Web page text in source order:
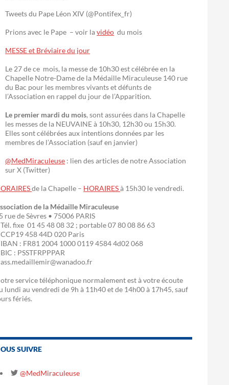
Tweets du Pape Léon XIV (@Pontifex_fr)
Prions avec le Pape – voir lavidéo du mois
MESSE et Bréviaire du jour
Le 27 de ce mois, la messe de 10h30 est célébrée en la
Chapelle Notre-Dame de la Médaille Miraculeuse 140 rue
du Bac pour les membres vivants et défunts de
l’Association en rappel du jour de l’Apparition.
Le premier mardi du mois, sont assurées dans la Chapelle
les messes de la NEUVAINE à 10h30, 12h30 ou 15h30.
Elles sont célébrées aux intentions données par les
membres de l’Association (sauf en janvier)
@MedMiraculeuse : lien des articles de notre Association
sur X (Twitter)
de la Chapelle – HORAIRESà 15h30 le vendredi.
de la Médaille Miraculeuse
rue de Sèvres • 75006 PARIS
fixe 01 45 48 08 32 ; portable 07 80 08 86 63
458 44D 020 Paris
: FR81 2004 1000 0119 4584 4d02 068
: PSSTFRPPPAR
service téléphonique normalement est à votre écoute
lundi au vendredi de 9h à 11h40 et de 14h00 à 17h45, sauf
fériés.
SUIVRE
@MedMiraculeuse